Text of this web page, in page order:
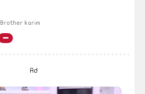
Brother karim
Ad